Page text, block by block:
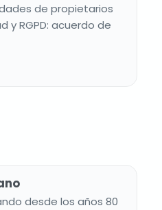
de propietarios
y RGPD: acuerdo de
desde los años 80